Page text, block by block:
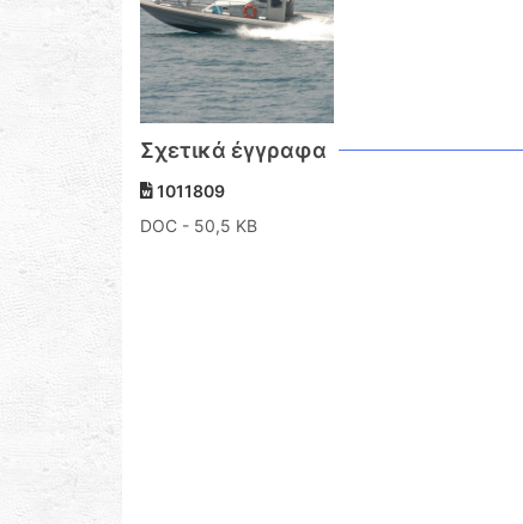
Σχετικά έγγραφα
1011809
DOC - 50,5 KB